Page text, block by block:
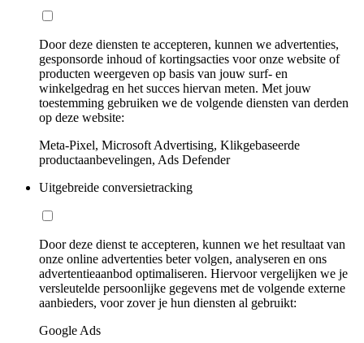
Door deze diensten te accepteren, kunnen we advertenties,
gesponsorde inhoud of kortingsacties voor onze website of
producten weergeven op basis van jouw surf- en
winkelgedrag en het succes hiervan meten. Met jouw
toestemming gebruiken we de volgende diensten van derden
op deze website:
Meta-Pixel, Microsoft Advertising, Klikgebaseerde
productaanbevelingen, Ads Defender
Uitgebreide conversietracking
Door deze dienst te accepteren, kunnen we het resultaat van
onze online advertenties beter volgen, analyseren en ons
advertentieaanbod optimaliseren. Hiervoor vergelijken we je
versleutelde persoonlijke gegevens met de volgende externe
aanbieders, voor zover je hun diensten al gebruikt:
Google Ads